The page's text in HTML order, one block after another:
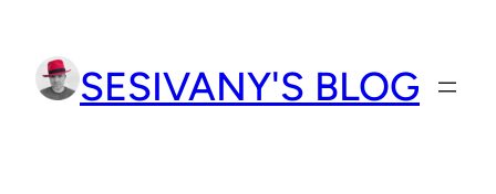
obsah
SESIVANY'S BLOG